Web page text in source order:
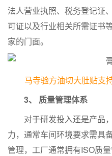
法人营业执照、税务登记证
可证以及行业相关所需证书
家的门面。
马寺验方油切大肚贴支
3、 质量管理体系
对于研发投入还是产品
力，通常车间环境要求需具
管理，工厂通常拥有ISO质